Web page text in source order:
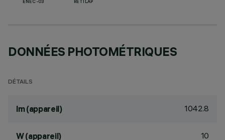
ENEC-03 RETILAP
DONNÉES PHOTOMÉTRIQUES
DÉTAILS
lm (appareil) 1042.8
W (appareil) 10